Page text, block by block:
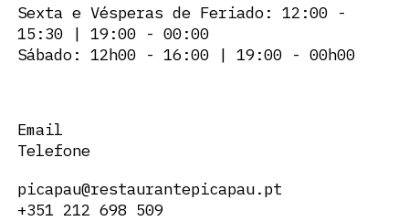
Sexta e Vésperas de Feriado: 12:00 -
15:30 | 19:00 - 00:00
Sábado: 12h00 - 16:00 | 19:00 - 00h00
Email
Telefone
picapau@restaurantepicapau.pt
+351 212 698 509